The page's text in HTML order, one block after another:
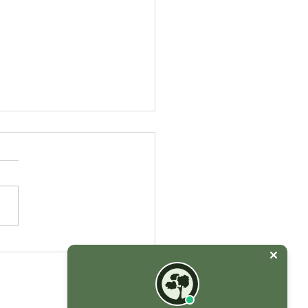
างหุบเขาสุดกรีนบรรยา